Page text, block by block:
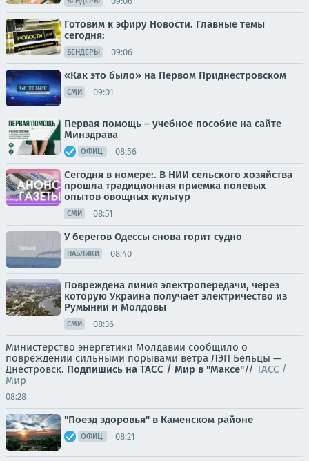
Готовим к эфиру Новости. Главные темы
сегодня:
БЕНДЕРЫ 09:06
«Как это было» на Первом Приднестровском
СМИ 09:01
Первая помощь – учебное пособие на сайте
Минздрава
ОФИЦ. 08:56
Сегодня в номере:. В НИИ сельского хозяйства
прошла традиционная приёмка полевых
опытов овощных культур
СМИ 08:51
У берегов Одессы снова горит судно
ПАБЛИКИ 08:40
Повреждена линия электропередачи, через
которую Украина получает электричество из
Румынии и Молдовы
СМИ 08:36
Министерство энергетики Молдавии сообщило о
повреждении сильными порывами ветра ЛЭП Бельцы —
Днестровск. Подпишись на ТАСС / Мир в "Максе"// ТАСС /
Мир
08:28
"Поезд здоровья" в Каменском районе
ОФИЦ. 08:21